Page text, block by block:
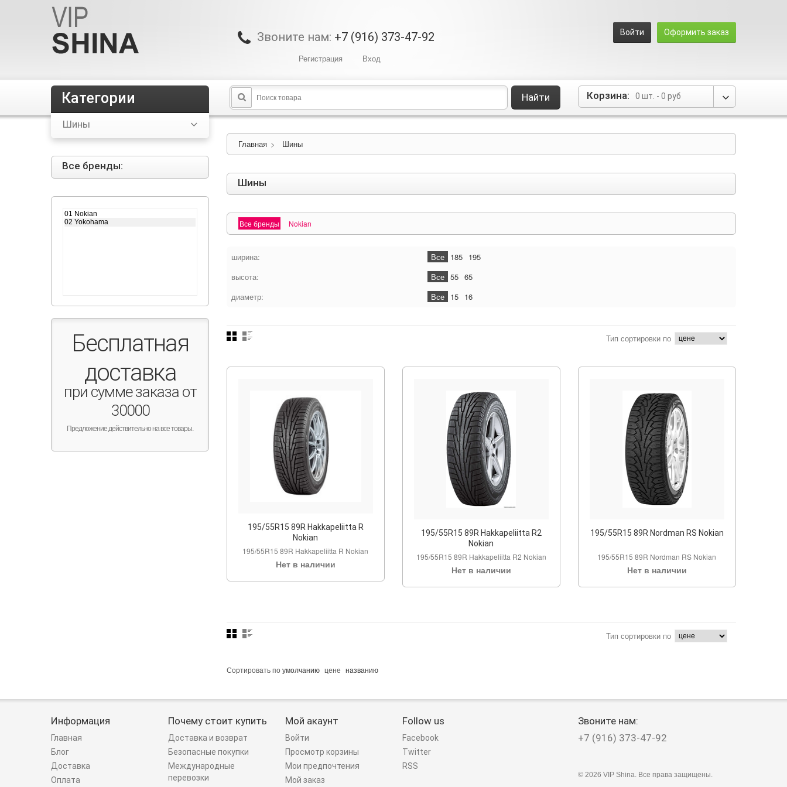
Войти Оформить заказ
Звоните нам: +7 (916) 373-47-92
Регистрация Вход
Корзина: 0 шт. - 0 руб
Найти
Главная > Шины
Шины
Все бренды Nokian
ширина: Все 185 195
высота:
Все 55 65
диаметр:
Все 15 16
Тип сортировки по
195/55R15 89R Hakkapeliitta R
Nokian
195/55R15 89R Hakkapeliitta R Nokian
Нет в наличии
195/55R15 89R Hakkapeliitta R2
Nokian
195/55R15 89R Hakkapeliitta R2 Nokian
Нет в наличии
195/55R15 89R Nordman RS Nokian
195/55R15 89R Nordman RS Nokian
Нет в наличии
Тип сортировки по
Сортировать поумолчанию цене названию
Категории
Шины
Все бренды:
Бесплатная
доставка
при сумме заказа от
30000
Предложение действительно на все товары.
Информация
Главная
Блог
Доставка
Оплата
Почему стоит купить
Доставка и возврат
Безопасные покупки
Международные
перевозки
Мой акаунт
Войти
Просмотр корзины
Мои предпочтения
Мой заказ
Follow us
Facebook
Twitter
RSS
Звоните нам:
+7 (916) 373-47-92
© 2026 VIP Shina. Все права защищены.